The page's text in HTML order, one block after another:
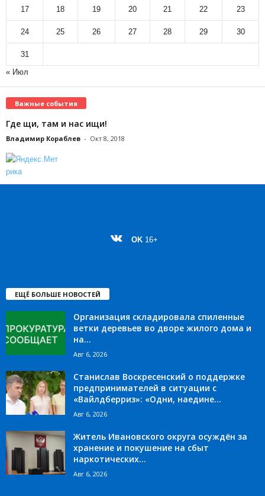
17 18 19 20 21 22 23
24 25 26 27 28 29 30
31
« Июл
Важные события
Где щи, там и нас ищи!
Владимир Кораблев - Окт 8, 2018
OK 16+
ЕЩЁ БОЛЬШЕ НОВОСТЕЙ
Организация складировала спиленные
ветки деревьев во дворе жилого дома и
на...
Авг 6, 2026
Станислав Воскресенский о поддержке
предпринимателей в ситуации с
«Вайлдберриз»: «Одни, наедине...
Авг 6, 2026
Житель Ивановского округа осуждён за
хранение и покушение на сбыт
наркотических...
Авг 6, 2026